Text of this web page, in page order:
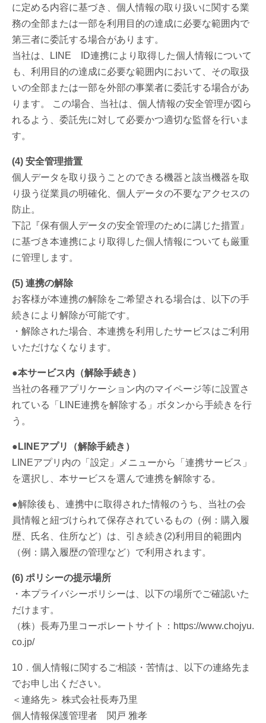
に定める内容に基づき、個人情報の取り扱いに関する業
務の全部または一部を利用目的の達成に必要な範囲内で
第三者に委託する場合があります。
当社は、LINE ID連携により取得した個人情報について
も、利用目的の達成に必要な範囲内において、その取扱
いの全部または一部を外部の事業者に委託する場合があ
ります。 この場合、当社は、個人情報の安全管理が図ら
れるよう、委託先に対して必要かつ適切な監督を行いま
す。
(4) 安全管理措置
個人データを取り扱うことのできる機器と該当機器を取
り扱う従業員の明確化、個人データの不要なアクセスの
防止。
下記『保有個人データの安全管理のために講じた措置』
に基づき本連携により取得した個人情報についても厳重
に管理します。
(5) 連携の解除
お客様が本連携の解除をご希望される場合は、以下の手
続きにより解除が可能です。
・解除された場合、本連携を利用したサービスはご利用
いただけなくなります。
●本サービス内（解除手続き）
当社の各種アプリケーション内のマイページ等に設置さ
れている「LINE連携を解除する」ボタンから手続きを行
う。
●LINEアプリ（解除手続き）
LINEアプリ内の「設定」メニューから「連携サービス」
を選択し、本サービスを選んで連携を解除する。
●解除後も、連携中に取得された情報のうち、当社の会
員情報と紐づけられて保存されているもの（例：購入履
歴、氏名、住所など）は、引き続き(2)利用目的範囲内
（例：購入履歴の管理など）で利用されます。
(6) ポリシーの提示場所
・本プライバシーポリシーは、以下の場所でご確認いた
だけます。
（株）長寿乃里コーポレートサイト：https://www.chojyu.
co.jp/
10．個人情報に関するご相談・苦情は、以下の連絡先ま
でお申し出ください。
＜連絡先＞ 株式会社長寿乃里
個人情報保護管理者 関戸 雅孝